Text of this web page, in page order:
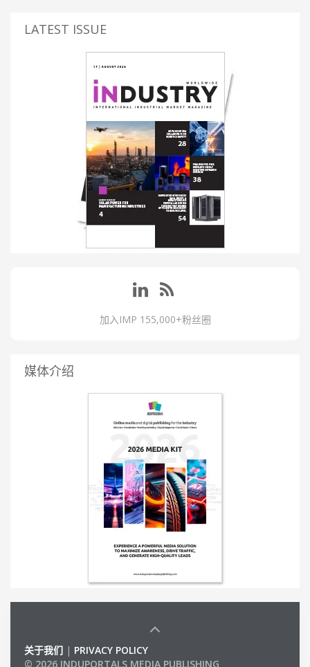
LATEST ISSUE
加入IMP 155,000+粉丝圈
媒体介绍
关于我们 | PRIVACY POLICY
© 2026 INDUPORTALS MEDIA PUBLISHING